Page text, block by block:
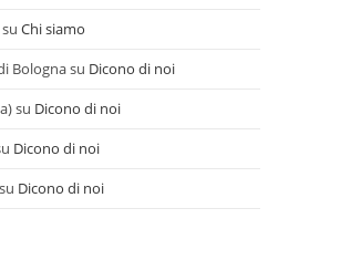
su Chi siamo
Bolognasu Dicono di noi
su Dicono di noi
Dicono di noi
su Dicono di noi